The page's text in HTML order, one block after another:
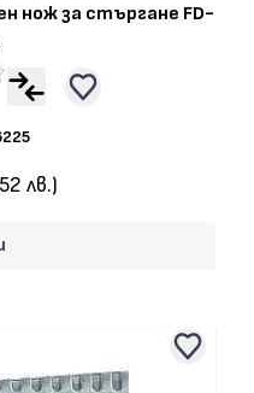
нож за стъргане FD-
лв.)